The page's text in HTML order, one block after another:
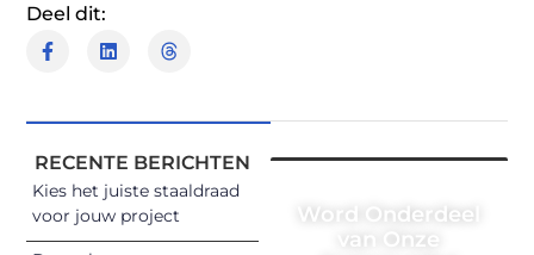
Deel dit:
RECENTE BERICHTEN
Kies het juiste staaldraad
voor jouw project
Word Onderdeel
van Onze